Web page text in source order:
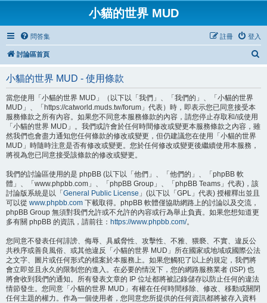
小貓的世界 MUD
問答集 登入
註冊
討論區首頁
小貓的世界 MUD - 使用條款
當您使用「小貓的世界 MUD」（以下以「我們」、「我們的」、「小貓的世界
MUD」、「https://catworld.muds.tw/forum」代表）時，即表示您已同意接受本
服務條款之所有內容。如果您不同意本服務條款的內容，請您停止存取和/或使用
「小貓的世界 MUD」。我們或許會於任何時間修改或變更本服務條款之內容，雖
然我們也會盡力通知您任何條款的修改或變更，但仍建議您在使用「小貓的世界
MUD」時隨時注意是否有修改或變更。您於任何修改或變更後繼續使用本服務，
將視為您已同意接受該條款的修改或變更。
我們的討論區使用的是 phpBB (以下以「他們」、「他們的」、「phpBB 軟
體」、「www.phpbb.com」、「phpBB Group」、「phpBB Teams」代表)，該
討論版系統是以「 General Public License 」(以下以「GPL」代表) 授權釋出並且
可以從 www.phpbb.com 下載取得。phpBB 軟體僅協助網路上的討論以及交流，
phpBB Group 無須對我們允許或不允許的內容或行為舉止負責。如果您想知道更
多有關 phpBB 的資訊，請前往： https://www.phpbb.com/。
您同意不發表任何誹謗、侮辱、具威脅性、攻擊性、不雅、猥褻、不實、違反公
共秩序或善良風俗、或其他違反「小貓的世界 MUD」所在國家或地域或國際公法
之文字、圖片或任何形式的檔案於本服務上。如果您觸犯了以上的規定，我們將
會立即並且永久的限制您的進入。在必要的情況下，您的網路服務業者 (ISP) 也
將會收到我們的通知。所有發表文章的 IP 位址都將被記錄儲存以防止任何的違法
情節發生。您同意「小貓的世界 MUD」有權在任何時間移除、修改、移動或關閉
任何主題的權力。作為一個使用者，您同意您所提供的任何資訊都將被存入資料